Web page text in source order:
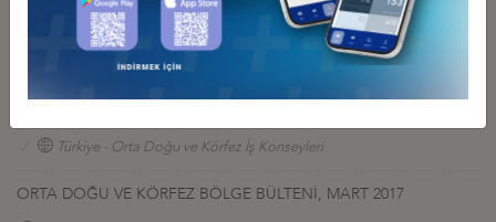
Türkiye - Orta Doğu ve Körfez İş Konseyleri
ORTA DOĞU VE KÖRFEZ BÖLGESİ AYLIK BÜLTENİ, EYLÜL –
Türkiye - Orta Doğu ve Körfez İş Konseyleri
ORTA DOĞU VE KÖRFEZ BÖLGE BÜLTENİ, MART 2017